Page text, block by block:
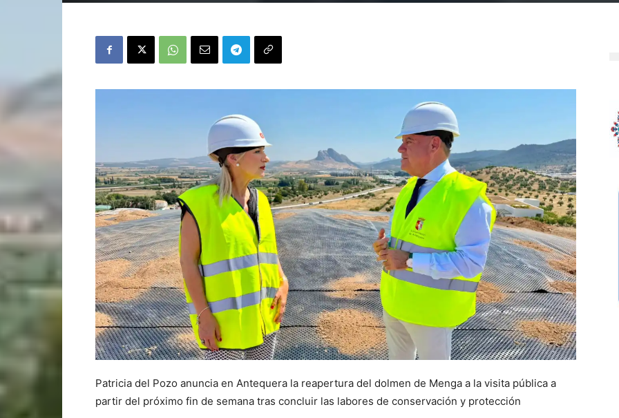
Patricia del Pozo anuncia en Antequera la reapertura del dolmen de Menga a la visita pública a
partir del próximo fin de semana tras concluir las labores de conservación y protección